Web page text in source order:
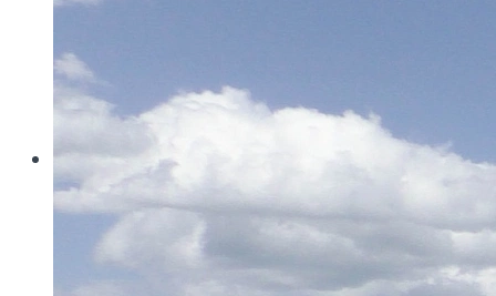
Haver & Boecker
Messen
Achema